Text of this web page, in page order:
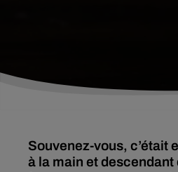
Souvenez-vous, c’était
à la main et